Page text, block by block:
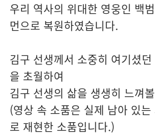
우리 역사의 위대한 영웅인 백
먼으로 복원하였습니다.
김구 선생께서 소중히 여기셨
을 초월하여
김구 선생의 삶을 생생히 느껴
(영상 속 소품은 실제 남아 있
로 재현한 소품입니다.)